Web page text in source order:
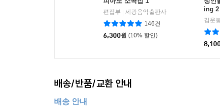
편집부
세광음악출판사
146건
6,300원 (10% 할인)
ing 2
김운
배송/반품/교환 안내
배송 안내